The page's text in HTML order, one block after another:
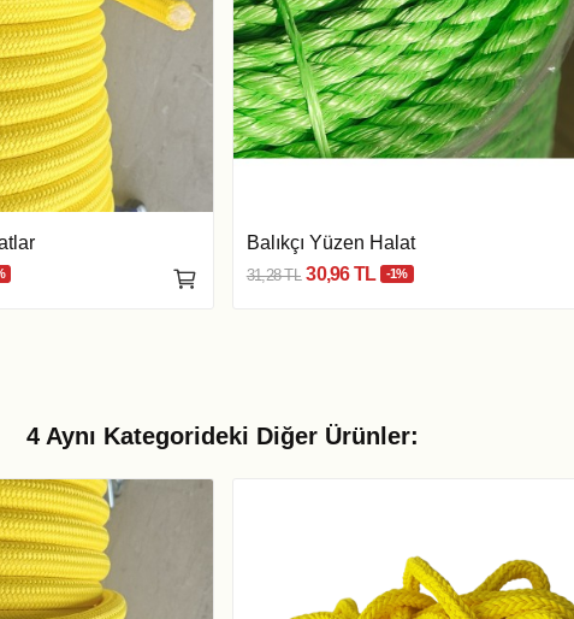
Balıkçı Yüzen Halat
31,28 TL 30,96 TL -1%
4 Aynı Kategorideki Diğer Ürünler: